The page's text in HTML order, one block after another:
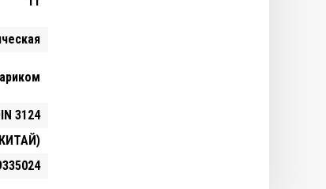
3124